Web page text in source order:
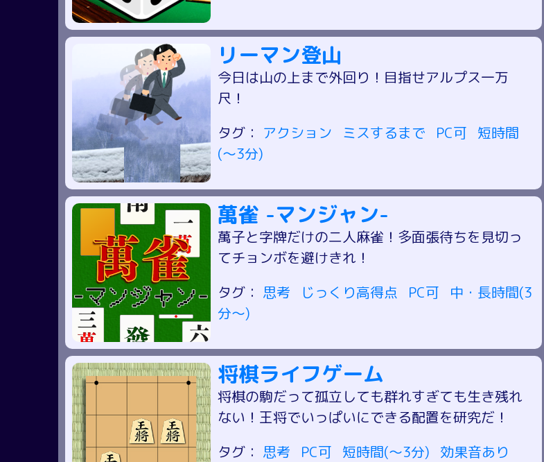
リーマン登山
今日は山の上まで外回り！目指せアルプス一万
尺！
タグ： アクション ミスするまで PC可
短時間
(～3分)
萬雀 -マンジャン-
萬子と字牌だけの二人麻雀！多面張待ちを見切っ
てチョンボを避けきれ！
タグ： 思考 じっくり高得点 PC可
中・長時間(3
分～)
将棋ライフゲーム
将棋の駒だって孤立しても群れすぎても生き残れ
ない！王将でいっぱいにできる配置を研究だ！
タグ： 思考 PC可 短時間(～3分) 効果音あり